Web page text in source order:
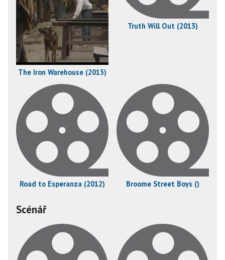
The Iron Warehouse (2015)
Truth Will Out (2013)
Road to Esperanza (2012) Broome Street Boys ()
Scénář